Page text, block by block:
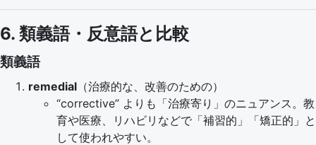
6. 類義語・反意語と比較
類義語
remedial （治療的な、改善のための）
“corrective” よりも「治療寄り」のニュアンス。教
育や医療、リハビリなどで「補習的」「矯正的」と
して使われやすい。